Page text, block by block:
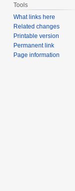
Tools
What links here
Related changes
Printable version
Permanent link
Page information